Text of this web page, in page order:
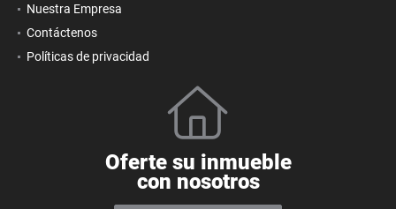
Nuestra Empresa
Contáctenos
Políticas de privacidad
Oferte su inmueble
con nosotros